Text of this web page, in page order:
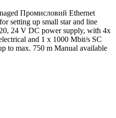
Промисловий Ethernet
setting up small star and line
24 V DC power supply, with 4x
and 1 x 1000 Mbit/s SC
to max. 750 m Manual available